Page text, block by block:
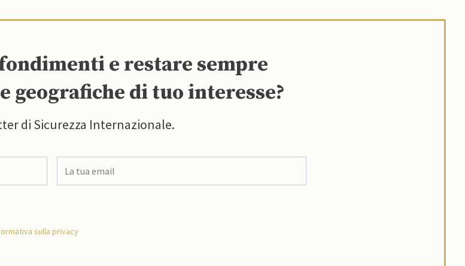
e restare sempre
geografiche di tuo interesse?
di Sicurezza Internazionale.
sulla privacy